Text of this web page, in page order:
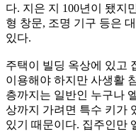
다. 지은 지 100년이 됐지
형 창문, 조명 기구 등은
있다.
주택이 빌딩 옥상에 있고
이용해야 하지만 사생활
층까지는 일반인 누구나
상까지 가려면 특수 키가
있기 때문이다. 집주인만